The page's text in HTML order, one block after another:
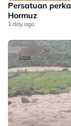
Persatuan
Hormuz
1 day ago